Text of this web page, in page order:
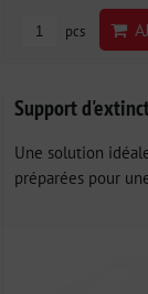
pcs
Support
Une solution
préparées pour